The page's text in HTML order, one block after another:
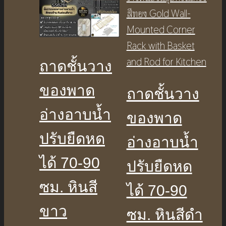
ถาดชั้นวาง
ของพาด
อ่างอาบน้ำ
ปรับยืดหด
ได้ 70-90
ซม. หินสี
ขาว
ถาดชั้นวาง
ของพาด
อ่างอาบน้ำ
ปรับยืดหด
ได้ 70-90
ซม. หินสีดำ